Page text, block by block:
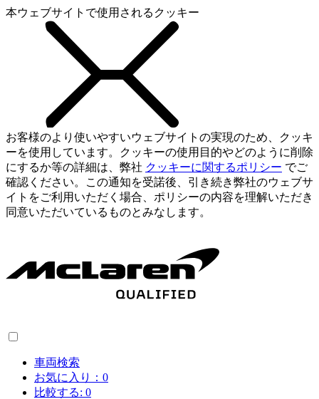
本ウェブサイトで使用されるクッキー
お客様のより使いやすいウェブサイトの実現のため、クッキ
ーを使用しています。クッキーの使用目的やどのように削除
にするか等の詳細は、弊社 クッキーに関するポリシー でご
確認ください。この通知を受諾後、引き続き弊社のウェブサ
イトをご利用いただく場合、ポリシーの内容を理解いただき
同意いただいているものとみなします。
車両検索
お気に入り： 0
比較する: 0